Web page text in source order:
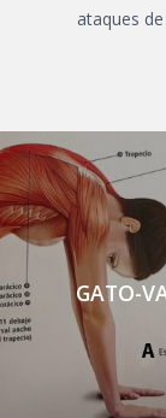
ataques
GATO-